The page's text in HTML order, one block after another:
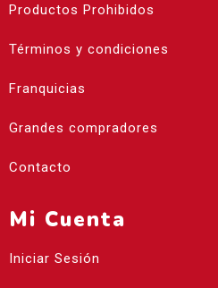
Productos Prohibidos
Términos y condiciones
Franquicias
Grandes compradores
Contacto
Mi Cuenta
Iniciar Sesión